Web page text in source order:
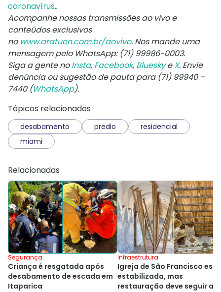
coronavírus.
Acompanhe nossas transmissões ao vivo e
conteúdos exclusivos
no www.aratuon.com.br/aovivo. Nos mande uma
mensagem pelo WhatsApp: (71) 99986-0003.
Siga a gente noInsta, Facebook, BlueskyeX. Envie
denúncia ou sugestão de pauta para (71) 99940 –
7440 (WhatsApp).
Tópicos relacionados
desabamento predio
residencial
miami
Relacionadas
Segurança
Criança é resgatada após
desabamento de escada em
Itaparica
Infraestrutura
Igreja de São Francisco está
estabilizada, mas
restauração deve seguir até